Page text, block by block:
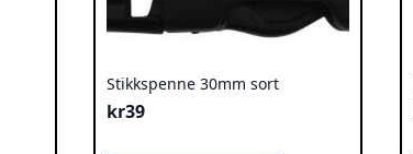
Stikkspenne 30mm sort
kr39